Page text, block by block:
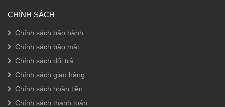
CHÍNH SÁCH
Chính sách bảo hành
Chính sách bảo mật
Chính sách đổi trả
Chính sách giao hàng
Chính sách hoàn tiền
Chính sách thanh toán